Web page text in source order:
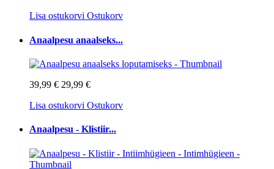
Lisa ostukorvi Ostukorv
Anaalpesu anaalseks...
39,99 € 29,99 €
Lisa ostukorvi Ostukorv
Anaalpesu - Klistiir...